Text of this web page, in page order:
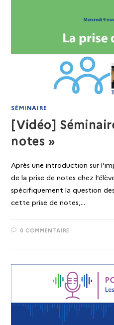
SÉMINAIRE
[Vidéo]
notes »
Après une introduction sur
de la prise de notes chez
spécifiquement la question
cette prise de notes,…
0 COMMENTAIRE